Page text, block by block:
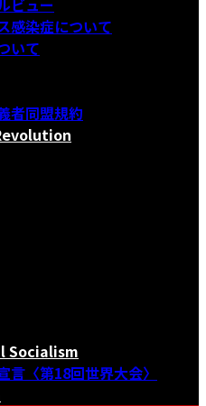
ビュー
感染症について
いて
者同盟規約
Socialism
言〈第18回世界大会〉